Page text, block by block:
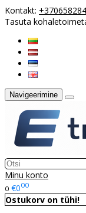
Kontakt:
Tasuta
Navigeerimine
Minu konto
0 €000
Ostukorv on tühi!